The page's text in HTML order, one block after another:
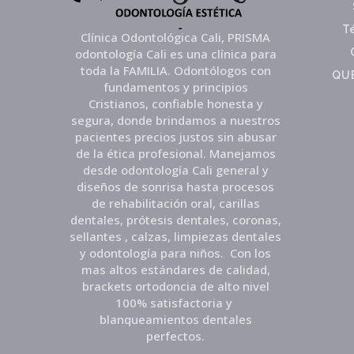
Clínica Odontológica Cali, PRISMA
odontología Cali es una clínica para
toda la FAMILIA. Odontólogos con
fundamentos y principios
Cristianos, confiable honesta y
segura, donde brindamos a nuestros
pacientes precios justos sin abusar
de la ética profesional. Manejamos
desde odontología Cali general y
diseños de sonrisa hasta procesos
de rehabilitación oral, carillas
dentales, prótesis dentales, coronas,
sellantes , calzas, limpiezas dentales
y odontología para niños. Con los
mas altos estándares de calidad,
brackets ortodoncia de alto nivel
100% satisfactoria y
blanqueamientos dentales
perfectos.